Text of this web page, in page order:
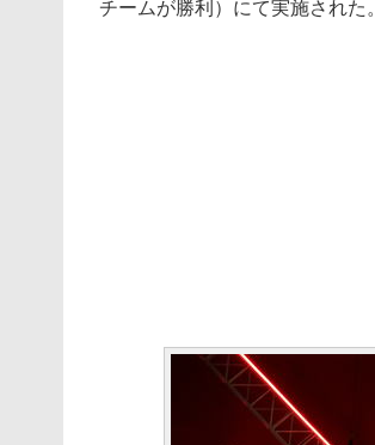
チームが勝利）にて実施された